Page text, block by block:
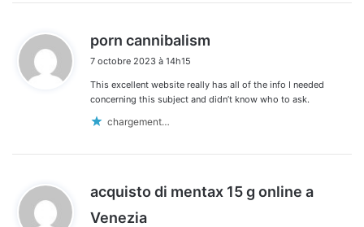
porn cannibalism
:
7 octobre 2023 à 14h15
This excellent website really has all of the info I needed
concerning this subject and didn’t know who to ask.
chargement…
acquisto di mentax 15 g online a
Venezia